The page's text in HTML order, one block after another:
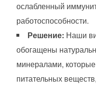
ослабленный
работоспособности.
Решение: Наши
обогащены
минералами,
питательных